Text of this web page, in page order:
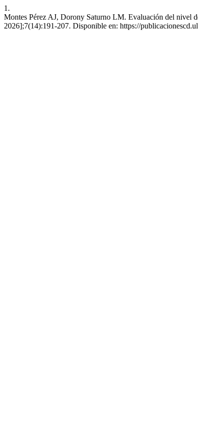
1.
Montes Pérez AJ, Dorony Saturno LM. Evaluación del nivel
2026];7(14):191-207. Disponible en: https://